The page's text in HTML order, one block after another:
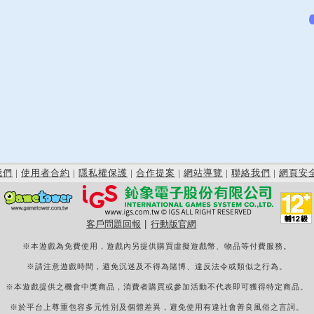
們 | 使用者合約 | 隱私權保護 | 合作提案 | 網站導覽 | 聯絡我們 | 網頁安
客戶問題回報 行動版官網
※本遊戲為免費使用，遊戲內另提供購買虛擬遊戲幣、物品等付費服務。
※請注意遊戲時間，避免沉迷及不得為賭博、違反法令或類似之行為。
※本遊戲提供之機會中獎商品，消費者購買或參加活動不代表即可獲得特定商品。
※於平台上尊重包容多元性別及個體差異，避免使用有違社會善良風俗之言詞。